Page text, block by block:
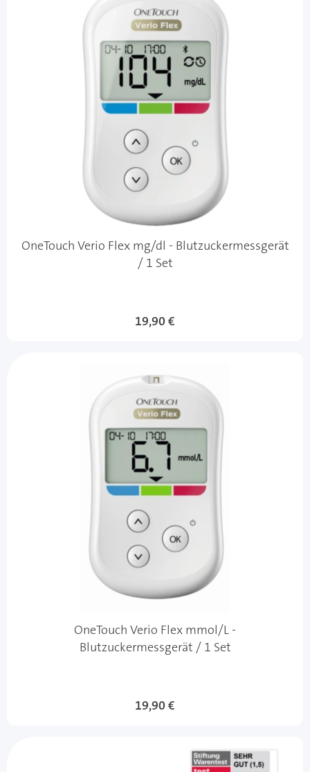
OneTouch Verio Flex mg/dl - Blutzuckermessgerät
/ 1 Set
19,90 €
OneTouch Verio Flex mmol/L -
Blutzuckermessgerät / 1 Set
19,90 €